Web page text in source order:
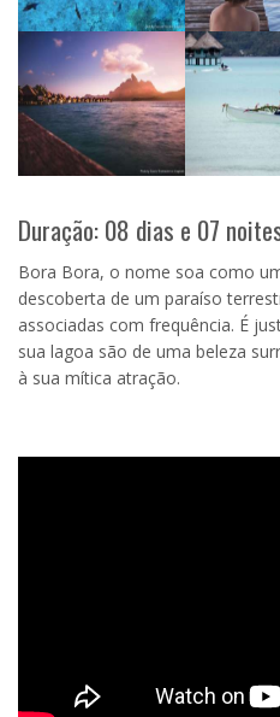
Duração: 08 dias e 07
Bora Bora, o nome soa como
descoberta de um paraíso
associadas com frequência. É
sua lagoa são de uma beleza
à sua mítica atração.